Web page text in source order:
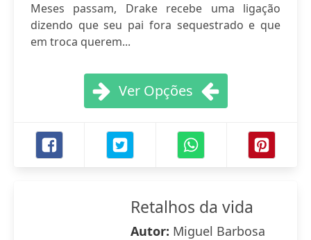
Meses passam, Drake recebe uma ligação
dizendo que seu pai fora sequestrado e que
em troca querem...
Ver Opções
Retalhos da vida
Autor: Miguel Barbosa